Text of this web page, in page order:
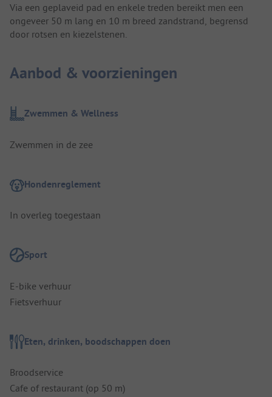
Via een geplaveid pad en enkele treden bereikt men een
ongeveer 50 m lang en 10 m breed zandstrand, begrensd
door rotsen en kiezelstenen.
Aanbod & voorzieningen
Zwemmen & Wellness
Zwemmen in de zee
Hondenreglement
In overleg toegestaan
Sport
E-bike verhuur
Fietsverhuur
Eten, drinken, boodschappen doen
Broodservice
Cafe of restaurant (op 50 m)